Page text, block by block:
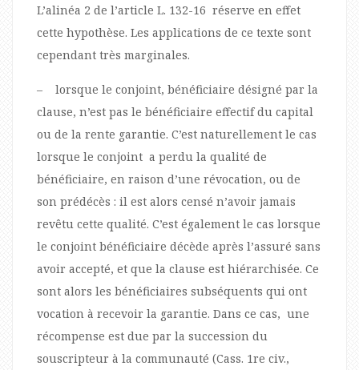
L’alinéa 2 de l’article L. 132-16 réserve en effet
cette hypothèse. Les applications de ce texte sont
cependant très marginales.
– lorsque le conjoint, bénéficiaire désigné par la
clause, n’est pas le bénéficiaire effectif du capital
ou de la rente garantie. C’est naturellement le cas
lorsque le conjoint a perdu la qualité de
bénéficiaire, en raison d’une révocation, ou de
son prédécès : il est alors censé n’avoir jamais
revêtu cette qualité. C’est également le cas lorsque
le conjoint bénéficiaire décède après l’assuré sans
avoir accepté, et que la clause est hiérarchisée. Ce
sont alors les bénéficiaires subséquents qui ont
vocation à recevoir la garantie. Dans ce cas, une
récompense est due par la succession du
souscripteur à la communauté (Cass. 1re civ.,